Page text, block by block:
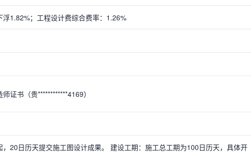
1.82%；工程设计费综合费率：1.26%
证书（贵************4169）
20日历天提交施工图设计成果。 建设工期：施工总工期为100日历天，具体开